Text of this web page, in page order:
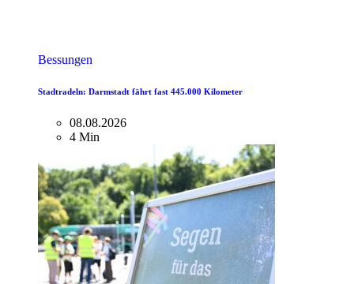
Bessungen
Stadtradeln: Darmstadt fährt fast 445.000 Kilometer
08.08.2026
4 Min